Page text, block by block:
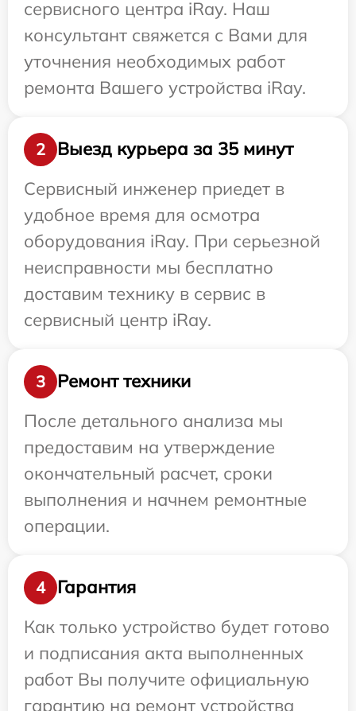
сервисного центра iRay. Наш
консультант свяжется с Вами для
уточнения необходимых работ
ремонта Вашего устройства iRay.
2
Выезд курьера за 35 минут
Сервисный инженер приедет в
удобное время для осмотра
оборудования iRay. При серьезной
неисправности мы бесплатно
доставим технику в сервис в
сервисный центр iRay.
3
Ремонт техники
После детального анализа мы
предоставим на утверждение
окончательный расчет, сроки
выполнения и начнем ремонтные
операции.
4
Гарантия
Как только устройство будет готово
и подписания акта выполненных
работ Вы получите официальную
гарантию на ремонт устройства